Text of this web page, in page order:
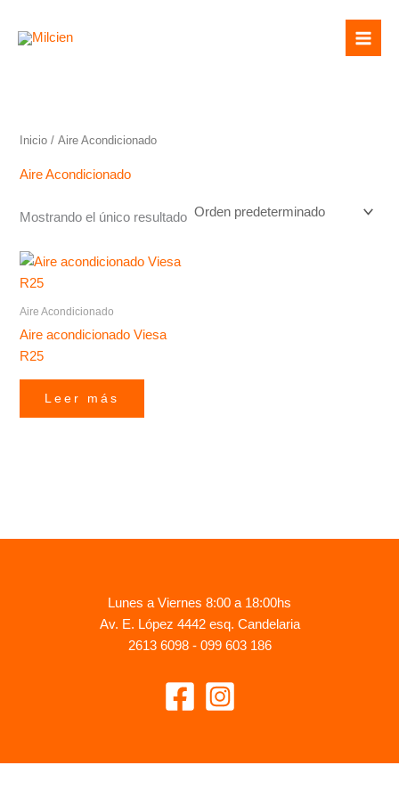
Inicio / Aire Acondicionado
Aire Acondicionado
Mostrando el único resultado
Aire Acondicionado
Aire acondicionado Viesa
R25
Leer más
Lunes a Viernes 8:00 a 18:00hs
Av. E. López 4442 esq. Candelaria
2613 6098 - 099 603 186